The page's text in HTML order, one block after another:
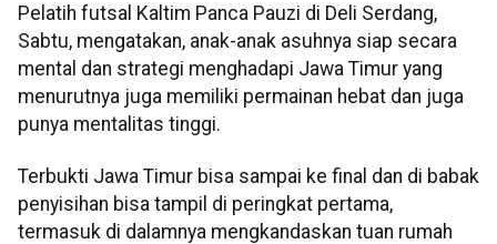
Pelatih futsal Kaltim Panca Pauzi di Deli Serdang,
Sabtu, mengatakan, anak-anak asuhnya siap secara
mental dan strategi menghadapi Jawa Timur yang
menurutnya juga memiliki permainan hebat dan juga
punya mentalitas tinggi.
Terbukti Jawa Timur bisa sampai ke final dan di babak
penyisihan bisa tampil di peringkat pertama,
termasuk di dalamnya mengkandaskan tuan rumah